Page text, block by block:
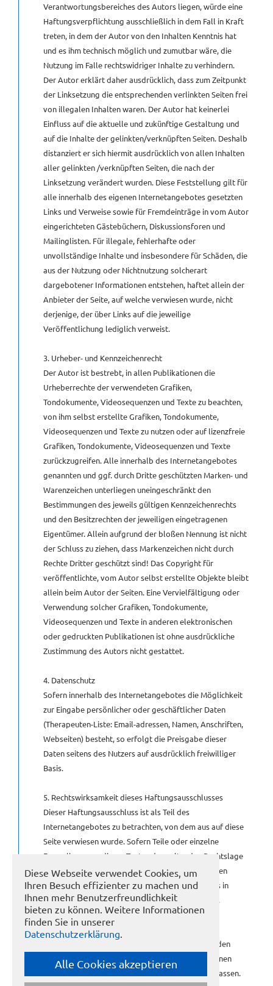
Verantwortungsbereiches des Autors liegen, würde eine
Haftungsverpflichtung ausschließlich in dem Fall in Kraft
treten, in dem der Autor von den Inhalten Kenntnis hat
und es ihm technisch möglich und zumutbar wäre, die
Nutzung im Falle rechtswidriger Inhalte zu verhindern.
Der Autor erklärt daher ausdrücklich, dass zum Zeitpunkt
der Linksetzung die entsprechenden verlinkten Seiten frei
von illegalen Inhalten waren. Der Autor hat keinerlei
Einfluss auf die aktuelle und zukünftige Gestaltung und
auf die Inhalte der gelinkten/verknüpften Seiten. Deshalb
distanziert er sich hiermit ausdrücklich von allen Inhalten
aller gelinkten /verknüpften Seiten, die nach der
Linksetzung verändert wurden. Diese Feststellung gilt für
alle innerhalb des eigenen Internetangebotes gesetzten
Links und Verweise sowie für Fremdeinträge in vom Autor
eingerichteten Gästebüchern, Diskussionsforen und
Mailinglisten. Für illegale, fehlerhafte oder
unvollständige Inhalte und insbesondere für Schäden, die
aus der Nutzung oder Nichtnutzung solcherart
dargebotener Informationen entstehen, haftet allein der
Anbieter der Seite, auf welche verwiesen wurde, nicht
derjenige, der über Links auf die jeweilige
Veröffentlichung lediglich verweist.
3. Urheber- und Kennzeichenrecht
Der Autor ist bestrebt, in allen Publikationen die
Urheberrechte der verwendeten Grafiken,
Tondokumente, Videosequenzen und Texte zu beachten,
von ihm selbst erstellte Grafiken, Tondokumente,
Videosequenzen und Texte zu nutzen oder auf lizenzfreie
Grafiken, Tondokumente, Videosequenzen und Texte
zurückzugreifen. Alle innerhalb des Internetangebotes
genannten und ggf. durch Dritte geschützten Marken- und
Warenzeichen unterliegen uneingeschränkt den
Bestimmungen des jeweils gültigen Kennzeichenrechts
und den Besitzrechten der jeweiligen eingetragenen
Eigentümer. Allein aufgrund der bloßen Nennung ist nicht
der Schluss zu ziehen, dass Markenzeichen nicht durch
Rechte Dritter geschützt sind! Das Copyright für
veröffentlichte, vom Autor selbst erstellte Objekte bleibt
allein beim Autor der Seiten. Eine Vervielfältigung oder
Verwendung solcher Grafiken, Tondokumente,
Videosequenzen und Texte in anderen elektronischen
oder gedruckten Publikationen ist ohne ausdrückliche
Zustimmung des Autors nicht gestattet.
4. Datenschutz
Sofern innerhalb des Internetangebotes die Möglichkeit
zur Eingabe persönlicher oder geschäftlicher Daten
(Therapeuten-Liste: Email-adressen, Namen, Anschriften,
Webseiten) besteht, so erfolgt die Preisgabe dieser
Daten seitens des Nutzers auf ausdrücklich freiwilliger
Basis.
5. Rechtswirksamkeit dieses Haftungsausschlusses
Dieser Haftungsausschluss ist als Teil des
Internetangebotes zu betrachten, von dem aus auf diese
Seite verwiesen wurde. Sofern Teile oder einzelne
Formulierungen dieses Textes der geltenden Rechtslage
nicht, nicht mehr oder nicht vollständig entsprechen
sollten, bleiben die übrigen Teile des Dokumentes in
ihrem Inhalt und ihrer Gültigkeit davon unberührt.
6. Aufforderung zum Verlassen
Wenn Sie die oben angeführten Bedingungen für den
Gebrauch dieser Webseiten nicht akzeptieren können
oder wollen, bitten wir Sie, diese Web-Site zu verlassen.
Diese Webseite verwendet Cookies, um
Ihren Besuch effizienter zu machen und
Ihnen mehr Benutzerfreundlichkeit
bieten zu können. Weitere Informationen
finden Sie in unserer
Datenschutzerklärung.
Alle Cookies akzeptieren